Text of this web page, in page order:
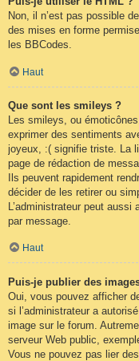
Non, il n’est pas possible
des mises en forme
les BBCodes.
Haut
Que sont les smileys ?
Les smileys, ou
exprimer des sentiments
joyeux, :( signifie triste. La
page de rédaction de
Ils peuvent rapidement
décider de les retirer ou
L’administrateur peut
par message.
Haut
Puis-je publier des
Oui, vous pouvez afficher
si l’administrateur a
image sur le forum.
serveur Web public,
Vous ne pouvez pas lier